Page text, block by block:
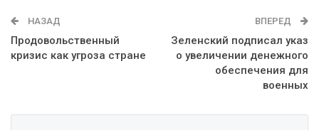
НАЗАД
Продовольственный
кризис как угроза стране
ВПЕРЕД
Зеленский подписал указ
о увеличении денежного
обеспечения для
военных